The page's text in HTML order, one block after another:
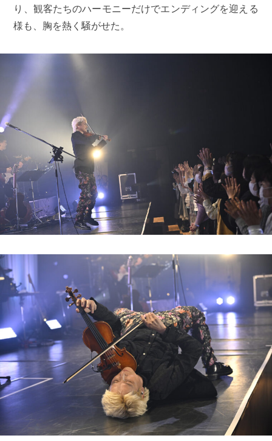
り、観客たちのハーモニーだけでエンディングを迎える
様も、胸を熱く騒がせた。